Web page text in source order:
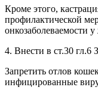
Кроме этого,
профилактической
онкозаболеваемости
4. Внести в ст.30 гл.6
Запретить отлов
инфицированные